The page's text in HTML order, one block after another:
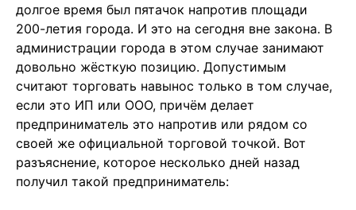
долгое время был пятачок напротив площади
200-летия города. И это на сегодня вне закона. В
администрации города в этом случае занимают
довольно жёсткую позицию. Допустимым
считают торговать навынос только в том случае,
если это ИП или ООО, причём делает
предприниматель это напротив или рядом со
своей же официальной торговой точкой. Вот
разъяснение, которое несколько дней назад
получил такой предприниматель: